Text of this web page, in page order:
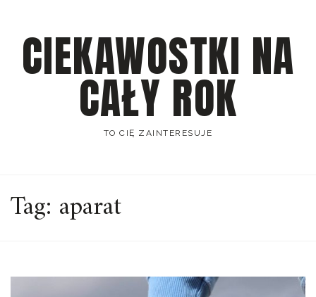
contentCIEKAWOSTKI NA
CAŁY ROK
TO CIĘ ZAINTERESUJE
Tag: aparat